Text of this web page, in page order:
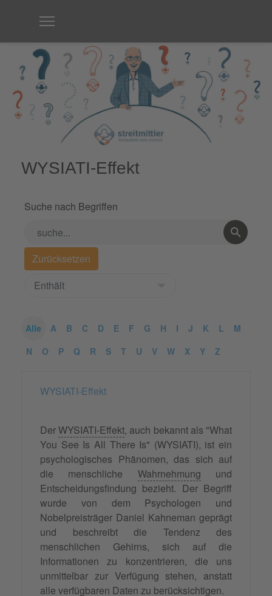
WYSIATI-Effekt
Suche nach Begriffen
Alle A B C D E F G H I J K L
M
N
O P Q R S T U V W X Y Z
WYSIATI-Effekt
DerWYSIATI-Effekt, auch bekannt als "What
You See Is All There Is" (WYSIATI), ist ein
psychologisches Phänomen, das sich auf
die menschliche Wahrnehmung und
Entscheidungsfindung bezieht. Der Begriff
wurde von dem Psychologen und
Nobelpreisträger Daniel Kahneman geprägt
und beschreibt die Tendenz des
menschlichen Gehirns, sich auf die
Informationen zu konzentrieren, die uns
unmittelbar zur Verfügung stehen, anstatt
alle verfügbaren Daten zu berücksichtigen.